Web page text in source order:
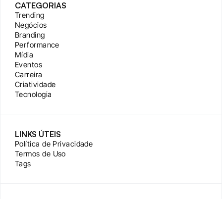
CATEGORIAS
Trending
Negócios
Branding
Performance
Mídia
Eventos
Carreira
Criatividade
Tecnologia
LINKS ÚTEIS
Política de Privacidade
Termos de Uso
Tags